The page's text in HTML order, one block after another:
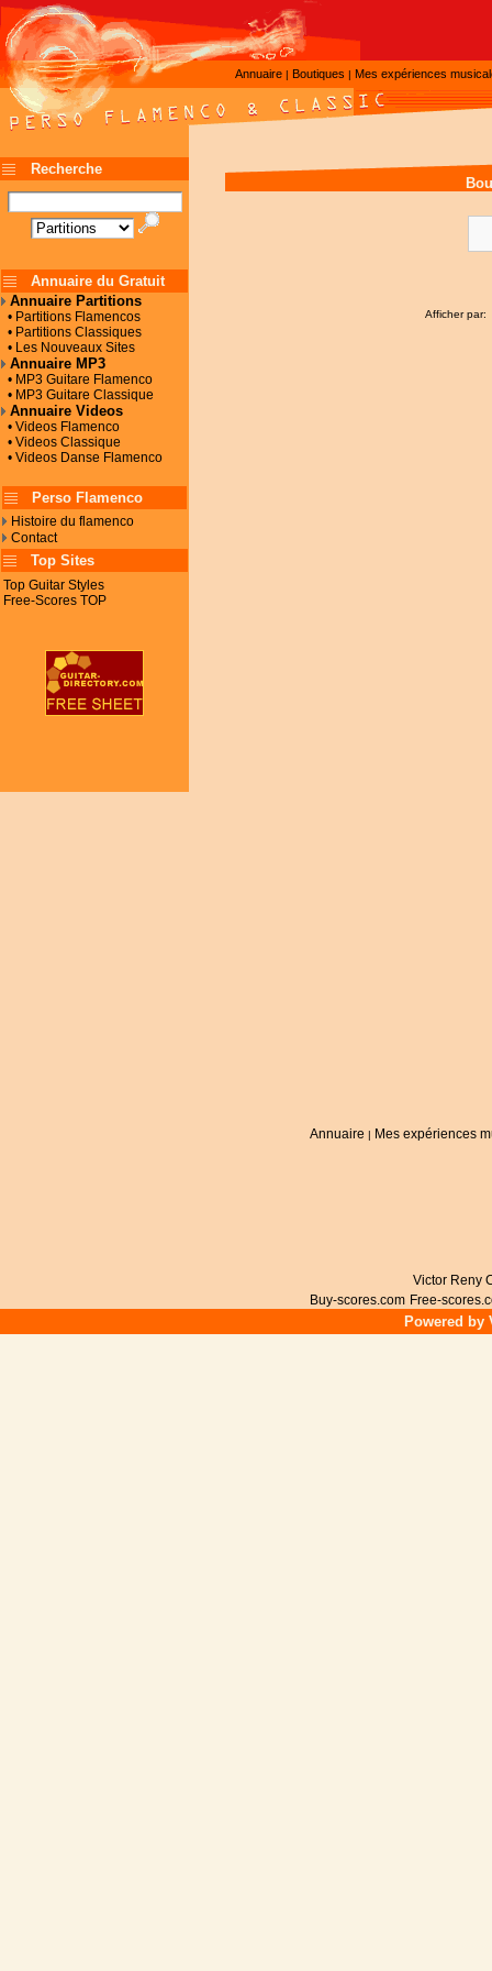
Annuaire | Boutiques | Mes expériences
Recherche
Annuaire du Gratuit
Annuaire Partitions
• Partitions Flamencos
• Partitions Classiques
• Les Nouveaux Sites
Annuaire MP3
• MP3 Guitare Flamenco
• MP3 Guitare Classique
Annuaire Videos
• Videos Flamenco
• Videos Classique
• Videos Danse Flamenco
Perso Flamenco
Histoire du flamenco
Contact
Top Sites
Top Guitar Styles
Free-Scores TOP
Afficher par:
Annuaire | Mes expériences
Victor Reny
Buy-scores.com Free-
Powered by